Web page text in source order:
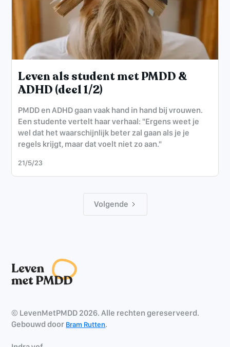
Leven als student met PMDD &
ADHD (deel 1/2)
PMDD en ADHD gaan vaak hand in hand bij vrouwen.
Een studente vertelt haar verhaal: "Ergens weet je
wel dat het waarschijnlijk beter zal gaan als je je
regels krijgt, maar dat voelt niet zo aan."
21/5/23
Volgende
© LevenMetPMDD 2026. Alle rechten gereserveerd.
Gebouwd door Bram Rutten.